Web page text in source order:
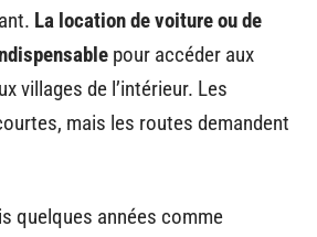
La location de voiture ou de
pour accéder aux
villages de l’intérieur. Les
mais les routes demandent
quelques années comme